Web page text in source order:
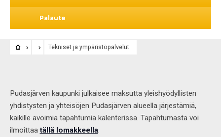
Palaute
Tekniset ja ympäristöpalvelut
Pudasjärven kaupunki julkaisee maksutta yleishyödyllisten
yhdistysten ja yhteisöjen Pudasjärven alueella järjestämiä,
kaikille avoimia tapahtumia kalenterissa. Tapahtumasta voi
ilmoittaatällä lomakkeella.